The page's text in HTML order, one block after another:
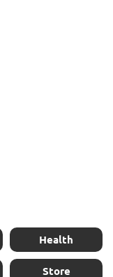
Health
Store